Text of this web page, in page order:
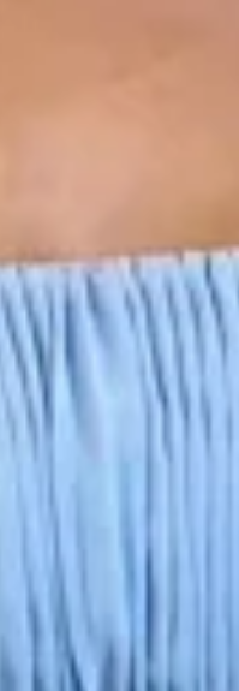
Clique no icone do
de consultoras.
a disponibilidade de